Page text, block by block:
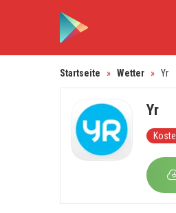
Startseite » Wetter » Yr
Yr